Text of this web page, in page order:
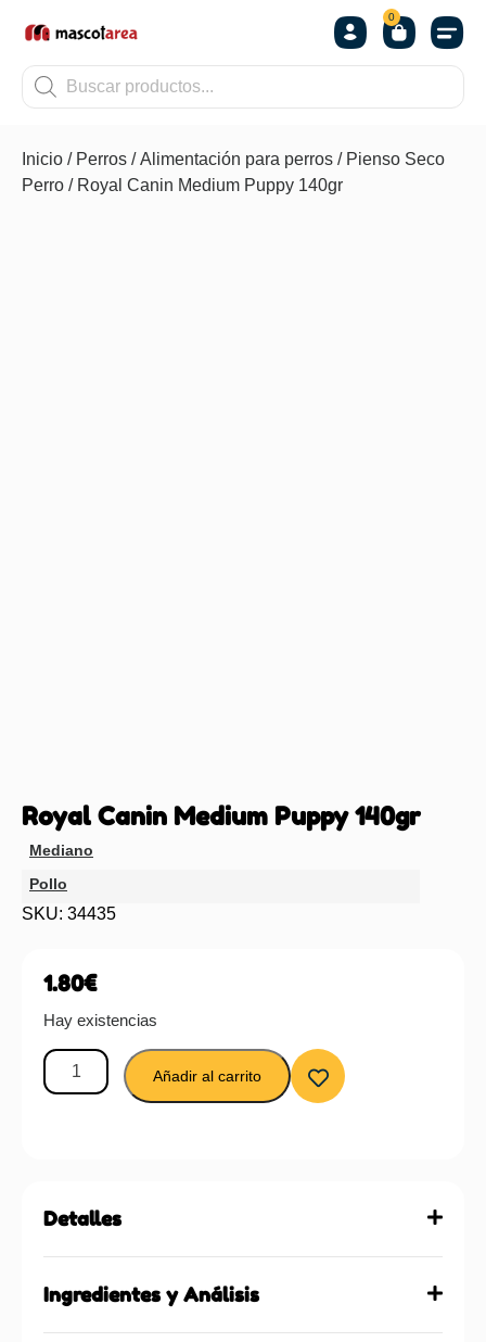
0
Inicio / Perros /Alimentación para perros / Pienso Seco
Perro / Royal Canin Medium Puppy 140gr
Royal Canin Medium Puppy 140gr
Mediano
Pollo
SKU: 34435
1.80€
Hay existencias
Añadir al carrito
Detalles
Ingredientes y Análisis